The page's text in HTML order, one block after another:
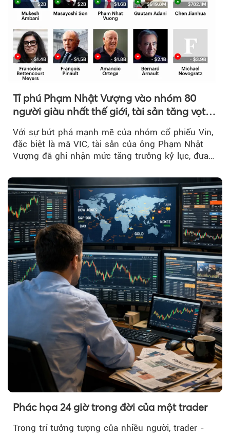
Tỉ phú Phạm Nhật Vượng vào nhóm 80
người giàu nhất thế giới, tài sản tăng vọt
Với sự bứt phá mạnh mẽ của nhóm cổ phiếu Vin,
đặc biệt là mã VIC, tài sản của ông Phạm Nhật
Vượng đã ghi nhận mức tăng trưởng kỷ lục, đưa
Phác họa 24 giờ trong đời của một trader
Trong trí tưởng tượng của nhiều người, trader -